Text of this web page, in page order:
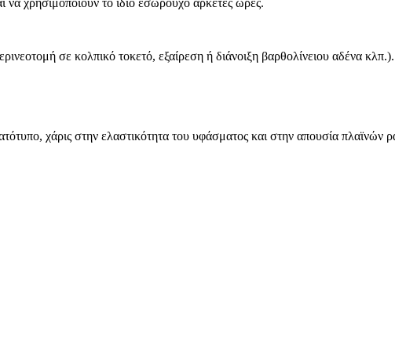
σε κολπικό τοκετό, εξαίρεση ή διάνοιξη βαρθολίνειου αδένα κλπ.).
χάρις στην ελαστικότητα του υφάσματος και στην απουσία πλαϊνών